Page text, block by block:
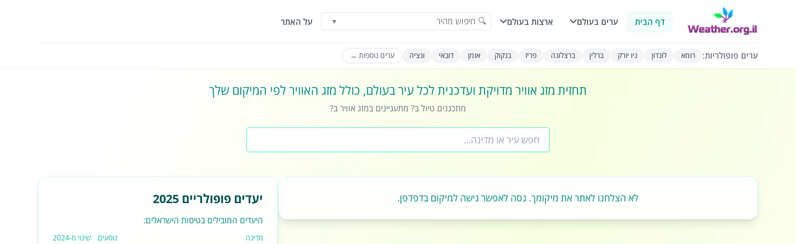
דף הבית ערים בעולם ארצות בעולם 🔍 חיפוש מהיר ▼ על האתר
ערים פופולריות: רומא לונדון ניו יורק ברלין ברצלונה פריז בנקוק אומן דובאי ונציה ערים נוספות →
תחזית מזג אוויר מדויקת ועדכנית לכל עיר בעולם, כולל מזג האוויר לפי המיקום שלך
מתכננים טיול ב? מתעניינים במזג אוויר ב?
לא הצלחנו לאתר את מיקומך. נסה לאפשר גישה למיקום בדפדפן. יעדים פופולריים 2025
היעדים המובילים בטיסות הישראלים:
מדינה נוסעים שינוי מ-2024